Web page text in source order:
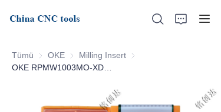
Tümü OKE OKEMilling Insert Milling Insert